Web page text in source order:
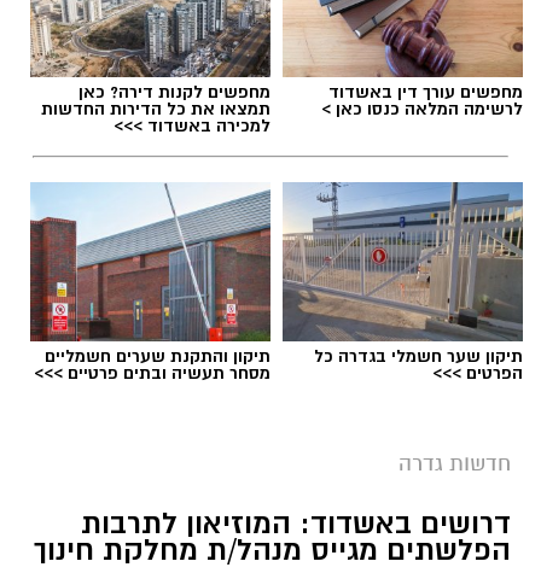
מחפשים עורך דין באשדוד
לרשימה המלאה כנסו כאן >
מחפשים לקנות דירה? כאן
תמצאו את כל הדירות החדשות
למכירה באשדוד >>>
תיקון שער חשמלי בגדרה כל
הפרטים >>>
תיקון והתקנת שערים חשמליים
מסחר תעשיה ובתים פרטיים >>>
חדשות גדרה
דרושים באשדוד: המוזיאון לתרבות
הפלשתים מגייס מנהל/ת מחלקת חינוך